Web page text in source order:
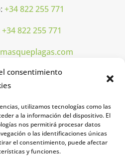
consentimiento
utilizamos tecnologías como las
a la información del dispositivo. El
nos permitirá procesar datos
o las identificaciones únicas
el consentimiento, puede afectar
y funciones.
+34 822 255 771
+34 822 255 771
08h00 16h00